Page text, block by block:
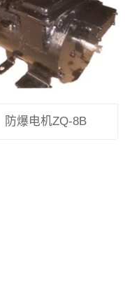
防爆电机ZQ-8B